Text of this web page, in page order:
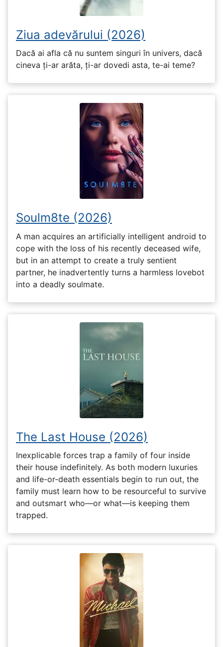
Ziua adevărului (2026)
Dacă ai afla că nu suntem singuri în univers, dacă
cineva ți-ar arăta, ți-ar dovedi asta, te-ai teme?
Soulm8te (2026)
A man acquires an artificially intelligent android to
cope with the loss of his recently deceased wife,
but in an attempt to create a truly sentient
partner, he inadvertently turns a harmless lovebot
into a deadly soulmate.
The Last House (2026)
Inexplicable forces trap a family of four inside
their house indefinitely. As both modern luxuries
and life-or-death essentials begin to run out, the
family must learn how to be resourceful to survive
and outsmart who—or what—is keeping them
trapped.